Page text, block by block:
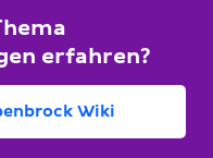
erfahren?
Wiki